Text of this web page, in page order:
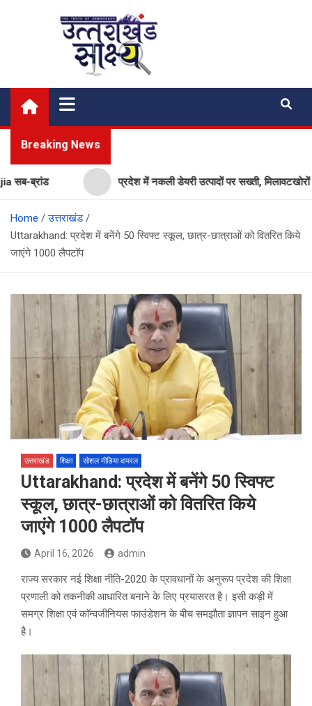
Uttarakhand Shakshya
My News Portal
Breaking News
प्रदेश में नकली डेयरी उत्पादों पर सख्ती, मिलावटखोरों पर
Home
उत्तराखंड
Uttarakhand: प्रदेश में बनेंगे 50 स्विफ्ट स्कूल, छात्र-छात्राओं को वितरित किये
जाएंगे 1000 लैपटाॅप
उत्तराखंड शिक्षा सोशल मीडिया वायरल
Uttarakhand: प्रदेश में बनेंगे 50 स्विफ्ट
स्कूल, छात्र-छात्राओं को वितरित किये
जाएंगे 1000 लैपटाॅप
April 16, 2026 admin
राज्य सरकार नई शिक्षा नीति-2020 के प्रावधानों के अनुरूप प्रदेश की शिक्षा
प्रणाली को तकनीकी आधारित बनाने के लिए प्रयासरत है। इसी कड़ी में
समग्र शिक्षा एवं काॅन्वजीनियस फाउंडेशन के बीच समझौता ज्ञापन साइन हुआ
है।